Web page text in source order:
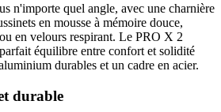
n'importe quel angle, avec une charnière
en mousse à mémoire douce,
en velours respirant. Le PRO X 2
équilibre entre confort et solidité
durables et un cadre en acier.
durable